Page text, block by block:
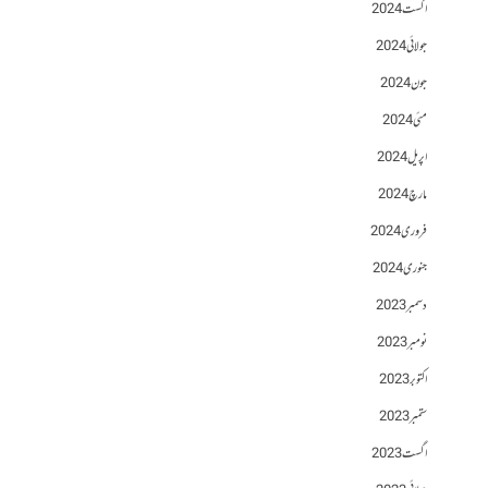
اگست 2024
جولائی 2024
جون 2024
مئی 2024
اپریل 2024
مارچ 2024
فروری 2024
جنوری 2024
دسمبر 2023
نومبر 2023
اکتوبر 2023
ستمبر 2023
اگست 2023